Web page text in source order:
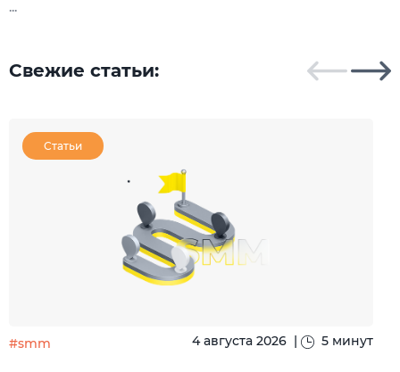
...
Свежие статьи:
Статьи
#smm 4 августа 2026 | 5 минут